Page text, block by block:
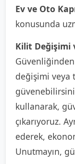
Ev ve Oto
konusunda
Kilit Değişimi
değişimi veya
kullanarak,
çıkarıyoruz.
ederek,
Unutmayın,